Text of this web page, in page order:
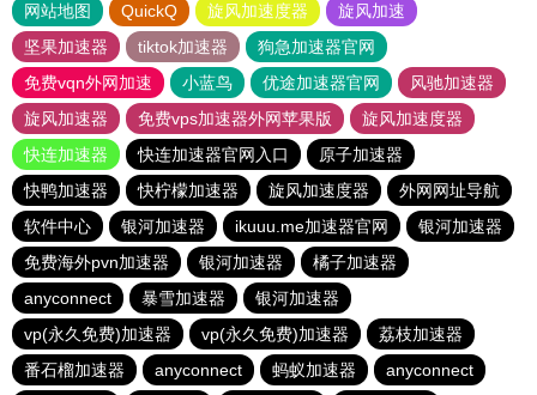
网站地图 QuickQ 旋风加速度器
旋风加速
坚果加速器
tiktok加速器
狗急加速器官网
免费vqn外网加速
小蓝鸟 优途加速器官网
风驰加速器
旋风加速器
免费vps加速器外网苹果版
旋风加速度器
快连加速器
快连加速器官网入口
原子加速器
快鸭加速器
快柠檬加速器 旋风加速度器
外网网址导航
软件中心
银河加速器 ikuuu.me加速器官网
银河加速器
免费海外pvn加速器
银河加速器
橘子加速器
anyconnect
暴雪加速器
银河加速器
vp(永久免费)加速器
vp(永久免费)加速器
荔枝加速器
番石榴加速器
anyconnect 蚂蚁加速器
anyconnect